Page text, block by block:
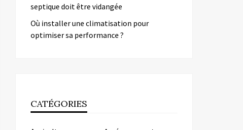
septique doit être vidangée
Où installer une climatisation pour
optimiser sa performance ?
CATÉGORIES